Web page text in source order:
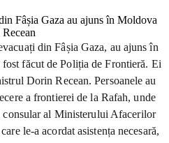
din Fâșia Gaza, au ajuns în
făcut de Poliția de Frontieră. Ei
Dorin Recean. Persoanele au
a frontierei de la Rafah, unde
al Ministerului Afacerilor
le-a acordat asistența necesară,